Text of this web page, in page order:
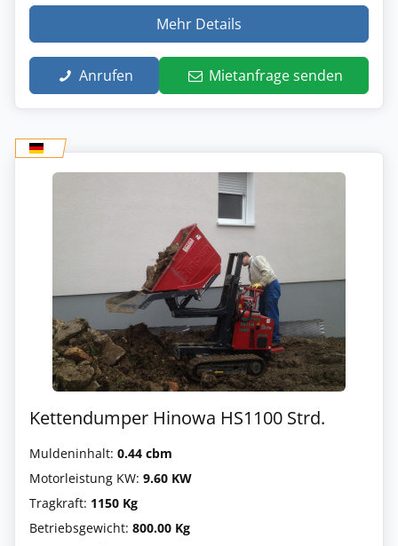
Mehr Details
Anrufen Mietanfrage senden
Kettendumper Hinowa HS1100 Strd.
Muldeninhalt: 0.44 cbm
Motorleistung KW: 9.60 KW
Tragkraft: 1150 Kg
Betriebsgewicht: 800.00 Kg